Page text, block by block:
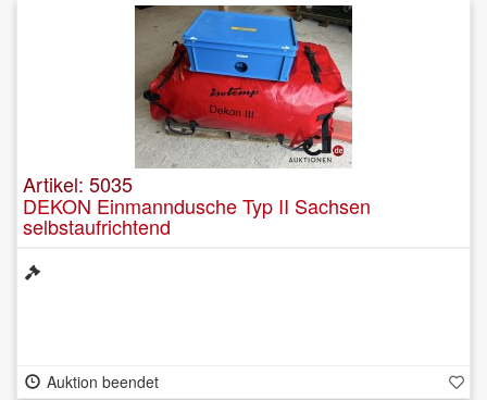
Artikel: 5035
DEKON Einmanndusche Typ II Sachsen
selbstaufrichtend
Auktion beendet